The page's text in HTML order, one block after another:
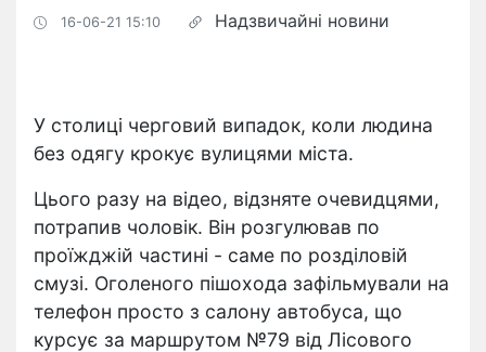
16-06-21 15:10 Надзвичайні новини
У столиці черговий випадок, коли людина
без одягу крокує вулицями міста.
Цього разу на відео, відзняте очевидцями,
потрапив чоловік. Він розгулював по
проїжджій частині - саме по розділовій
смузі. Оголеного пішохода зафільмували на
телефон просто з салону автобуса, що
курсує за маршрутом №79 від Лісового